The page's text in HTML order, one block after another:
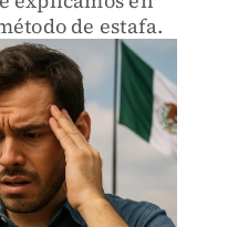
de estafa.